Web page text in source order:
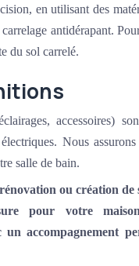
en utilisant des
antidérapant.
du sol carrelé.
accessoires)
Nous
salle de bain.
ou création de
pour votre
accompagnement